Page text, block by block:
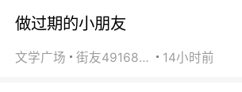
做过期的小朋友
文学广场 街友49168527 14小时前